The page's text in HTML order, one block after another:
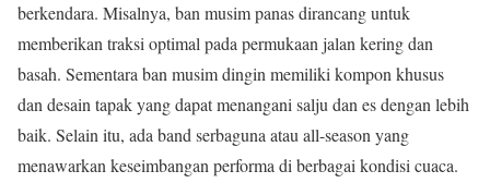
berkendara. Misalnya, ban musim panas dirancang untuk
memberikan traksi optimal pada permukaan jalan kering dan
basah. Sementara ban musim dingin memiliki kompon khusus
dan desain tapak yang dapat menangani salju dan es dengan lebih
baik. Selain itu, ada band serbaguna atau all-season yang
menawarkan keseimbangan performa di berbagai kondisi cuaca.